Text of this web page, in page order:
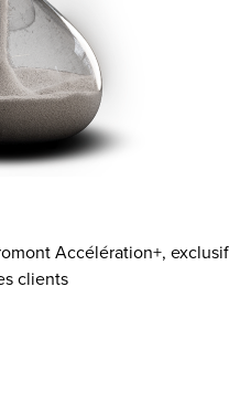
Accélération+, exclusif
clients